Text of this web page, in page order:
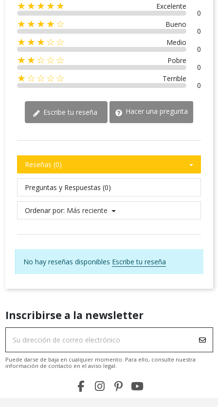
★★★★★ Excelente
0
★★★★☆ Bueno
0
★★★☆☆ Medio
0
★★☆☆☆ Pobre
0
★☆☆☆☆ Terrible
0
Escribe tu reseña Hacer una pregunta
Reseñas (0)
Preguntas y Respuestas (0)
Ordenar por: Más reciente
No hay reseñas disponibles Escribe tu reseña
Inscribirse a la newsletter
Puede darse de baja en cualquier momento. Para ello, consulte nuestra
información de contacto en el aviso legal.